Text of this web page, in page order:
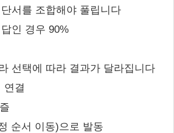
서를 조합해야 풀립니다
인 경우 90%
선택에 따라 결과가 달라집니다
결
순서 이동)으로 발동